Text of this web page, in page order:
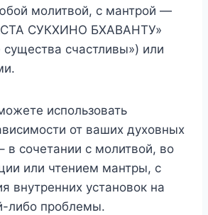
молитвой, с мантрой —
СУКХИНО БХАВАНТУ»
существа счастливы») или
использовать
от ваших духовных
в сочетании с молитвой, во
или чтением мантры, с
внутренних установок на
либо проблемы.